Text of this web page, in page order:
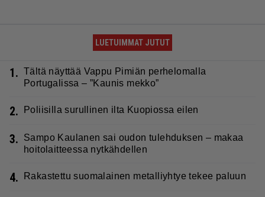
LUETUIMMAT JUTUT
1. Tältä näyttää Vappu Pimiän perhelomalla
Portugalissa – ”Kaunis mekko”
2. Poliisilla surullinen ilta Kuopiossa eilen
3.
Sampo Kaulanen sai oudon tulehduksen – makaa
hoitolaitteessa nytkähdellen
4. Rakastettu suomalainen metalliyhtye tekee paluun